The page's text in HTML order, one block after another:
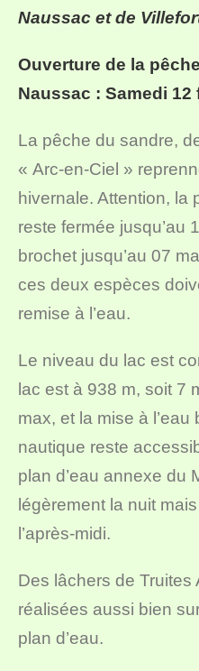
Naussac et de
Ouverture de la
Naussac : Samedi 12
La pêche du sandre,
« Arc-en-Ciel »
hivernale. Attention, la
reste fermée jusqu’au
brochet jusqu’au 07
ces deux espèces
remise à l’eau.
Le niveau du lac est
lac est à 938 m, soit 7
max, et la mise à
nautique reste
plan d’eau annexe du
légèrement la nuit
l’après-midi.
Des lâchers de Truites
réalisées aussi bien
plan d’eau.